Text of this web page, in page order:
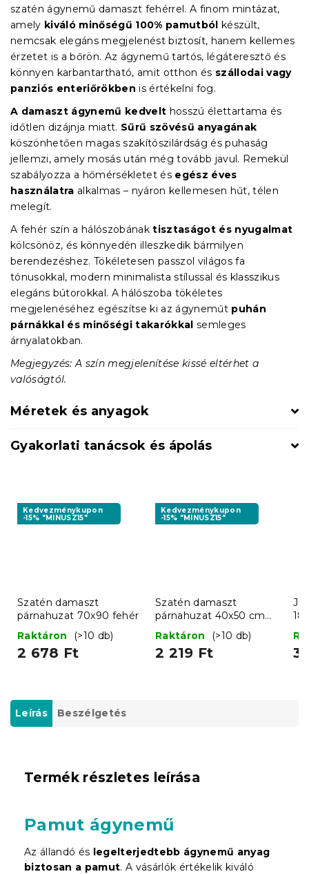
szatén ágynemű damaszt fehérrel. A finom mintázat,
amely kiváló minőségű 100% pamutból készült,
nemcsak elegáns megjelenést biztosít, hanem kellemes
érzetet is a bőrön. Az ágynemű tartós, légáteresztő és
könnyen karbantartható, amit otthon és szállodai vagy
panziós enteriőrökben is értékelni fog.
A damaszt ágynemű kedvelt hosszú élettartama és
időtlen dizájnja miatt. Sűrű szövésű anyagának
köszönhetően magas szakítószilárdság és puhaság
jellemzi, amely mosás után még tovább javul. Remekül
szabályozza a hőmérsékletet és egész éves
használatra alkalmas – nyáron kellemesen hűt, télen
melegít.
A fehér szín a hálószobánaktisztaságot és nyugalmat
kölcsönöz, és könnyedén illeszkedik bármilyen
berendezéshez. Tökéletesen passzol világos fa
tónusokkal, modern minimalista stílussal és klasszikus
elegáns bútorokkal. A hálószoba tökéletes
megjelenéséhez egészítse ki az ágyneműt puhán
párnákkal és minőségi takarókkal semleges
árnyalatokban.
Megjegyzés: A szín megjelenítése kissé eltérhet a
valóságtól.
Méretek és anyagok
Gyakorlati tanácsok és ápolás
Kedvezménykupon
-15% "MINUSZ15"
Szatén damaszt
párnahuzat 70x90 fehér
Raktáron
(>10 db)
2 678 Ft
Kedvezménykupon
-15% "MINUSZ15"
Szatén damaszt
párnahuzat 40x50 cm
fehér
Raktáron (>10 db)
2 219 Ft 3
Leírás Beszélgetés
Termék részletes leírása
Pamut ágynemű
Az állandó és legelterjedtebb ágynemű anyag
biztosan a pamut. A vásárlók értékelik kiváló